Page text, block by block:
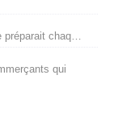
préparait chaq…
qui